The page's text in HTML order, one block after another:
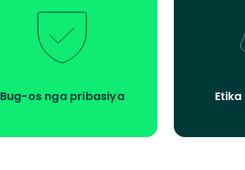
Bug-os nga pribasiya